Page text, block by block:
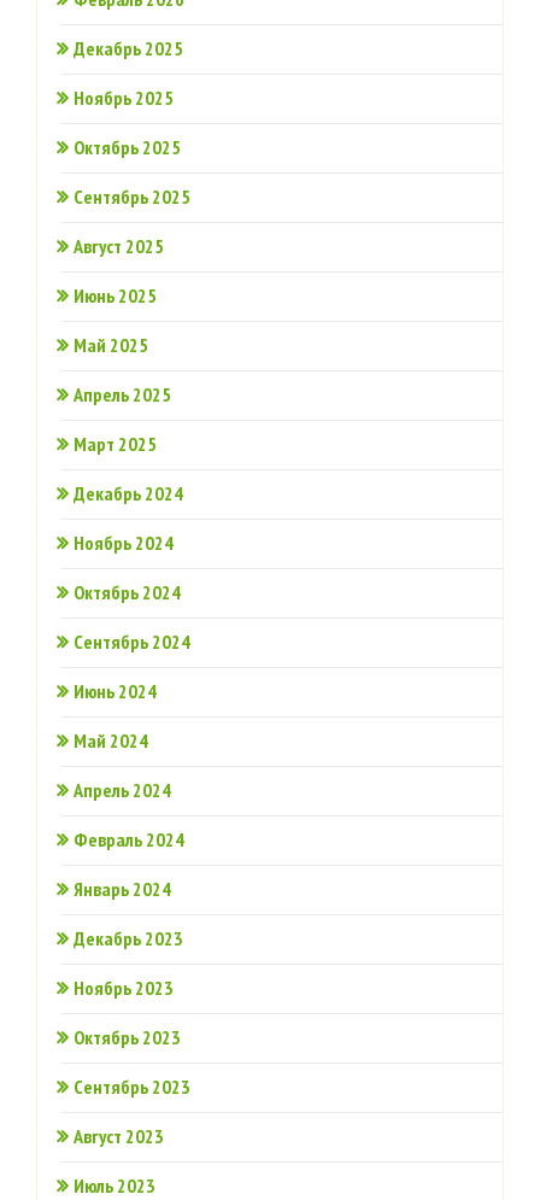
Декабрь 2025
Ноябрь 2025
Октябрь 2025
Сентябрь 2025
Август 2025
Июнь 2025
Май 2025
Апрель 2025
Март 2025
Декабрь 2024
Ноябрь 2024
Октябрь 2024
Сентябрь 2024
Июнь 2024
Май 2024
Апрель 2024
Февраль 2024
Январь 2024
Декабрь 2023
Ноябрь 2023
Октябрь 2023
Сентябрь 2023
Август 2023
Июль 2023